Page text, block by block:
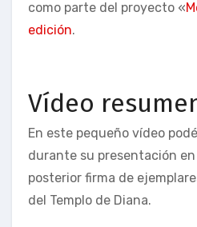
como parte del proyecto «
edición.
Vídeo
En este pequeño vídeo
durante su presentación
posterior firma de
del Templo de Diana.